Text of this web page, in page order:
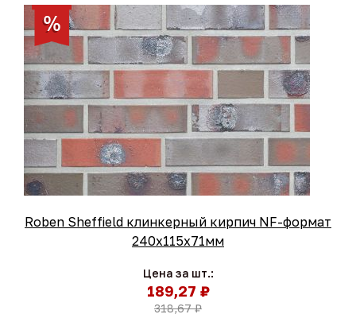
Roben Sheffield клинкерный кирпич NF-формат
240x115x71мм
Цена за шт.:
189,27 ₽
318,67 ₽